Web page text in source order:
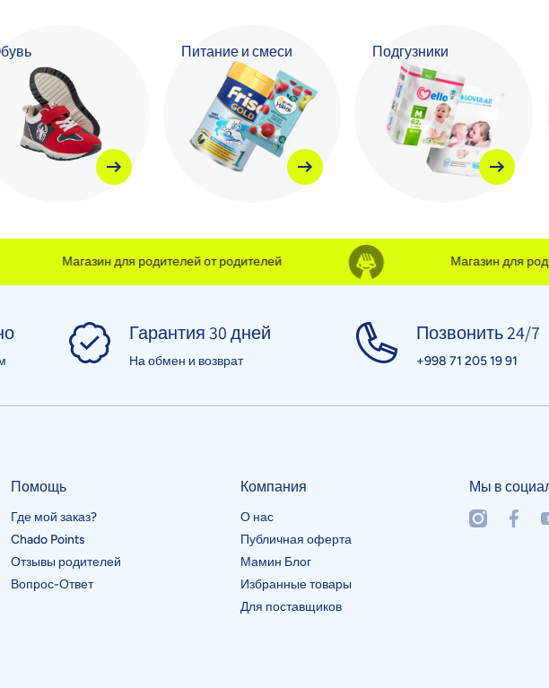
Питание и смеси Подгузники
Магазин для родителей от родителей Магазин для
Гарантия 30 дней
На обмен и возврат
Позвонить 24/7
+998 71 205 19 91
Помощь
Где мой заказ?
Chado Points
Отзывы родителей
Вопрос-Ответ
Компания
О нас
Публичная оферта
Мамин Блог
Избранные товары
Для поставщиков
Мы в
instagramcom/